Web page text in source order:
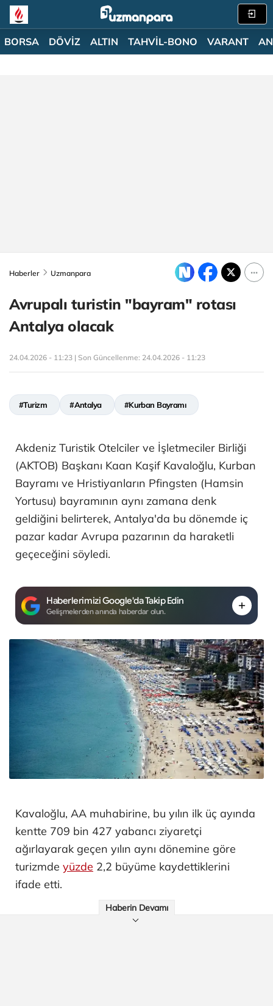
BORSA DÖVİZ ALTIN TAHVİL-BONO VARANT
Haberler Uzmanpara
Avrupalı turistin "bayram" rotası
Antalya olacak
24.04.2026 - 11:23 | Son Güncellenme: 24.04.2026 - 11:23
#Turizm #Antalya #Kurban Bayramı
Akdeniz Turistik Otelciler ve İşletmeciler Birliği
(AKTOB) Başkanı Kaan Kaşif Kavaloğlu, Kurban
Bayramı ve Hristiyanların Pfingsten (Hamsin
Yortusu) bayramının aynı zamana denk
geldiğini belirterek, Antalya'da bu dönemde iç
pazar kadar Avrupa pazarının da haraketli
geçeceğini söyledi.
Haberlerimizi Google'da Takip Edin
Gelişmelerden anında haberdar olun.
Kavaloğlu, AA muhabirine, bu yılın ilk üç ayında
kentte 709 bin 427 yabancı ziyaretçi
ağırlayarak geçen yılın aynı dönemine göre
turizmde yüzde 2,2 büyüme kaydettiklerini
ifade etti.
Haberin Devamı